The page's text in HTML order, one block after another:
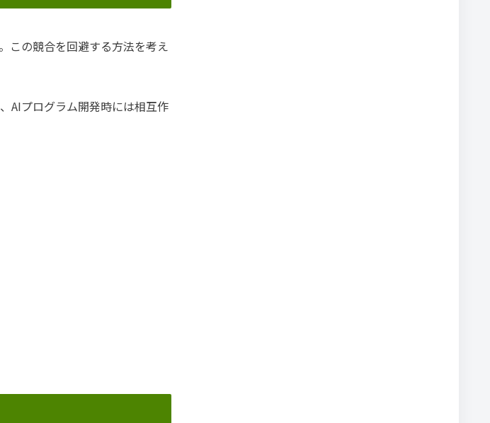
この競合を回避する方法を考え
AIプログラム開発時には相互作